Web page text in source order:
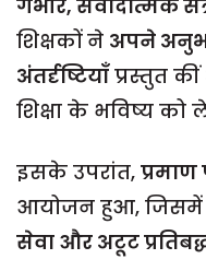
गंभीर, संवादात्मक
शिक्षकों ने अपने
अंतर्दृष्टियाँ प्रस्तुत
शिक्षा के भविष्य को
इसके उपरांत, प्रमाण
आयोजन हुआ, जिसमें
सेवा और अटूट